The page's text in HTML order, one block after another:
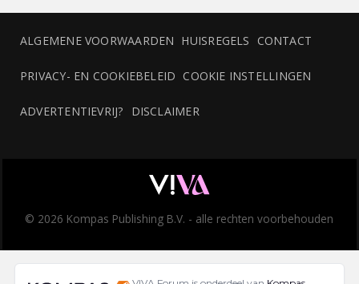
ALGEMENE VOORWAARDEN HUISREGELS CONTACT
PRIVACY- EN COOKIEBELEID COOKIE INSTELLINGEN
ADVERTENTIEVRIJ? DISCLAIMER
© 2026 Kompas Publishing B.V. - alle rechten voorbehouden